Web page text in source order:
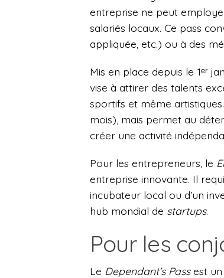
entreprise ne peut
salariés locaux. Ce pass
appliquée, etc.) ou à des
Mis en place depuis le 1ᵉʳ
vise à attirer des talents
sportifs et même
mois), mais permet au
créer une activité
Pour les entrepreneurs, le
entreprise innovante. Il
incubateur local ou d’un
hub mondial de startups.
Pour les
Le Dependant’s Passest un